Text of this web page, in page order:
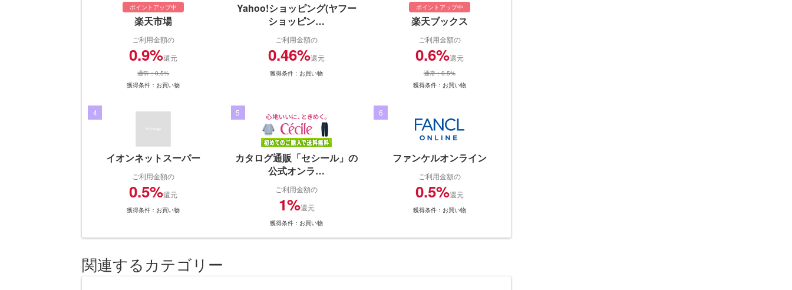
ポイントアップ中
楽天市場
ご利用金額の
0.9%還元
通常：0.5%
獲得条件：お買い物
Yahoo!ショッピング(ヤフー
ショッピン…
ご利用金額の
0.46%還元
獲得条件：お買い物
ポイントアップ中
楽天ブックス
ご利用金額の
0.6%還元
通常：0.5%
獲得条件：お買い物
4
イオンネットスーパー
ご利用金額の
0.5%還元
獲得条件：お買い物
5
カタログ通販「セシール」の
公式オンラ…
ご利用金額の
1%還元
獲得条件：お買い物
6
ファンケルオンライン
ご利用金額の
0.5%還元
獲得条件：お買い物
関連するカテゴリー